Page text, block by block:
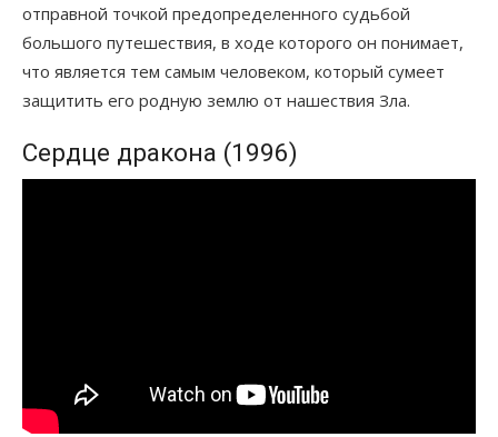
отправной точкой предопределенного судьбой
большого путешествия, в ходе которого он понимает,
что является тем самым человеком, который сумеет
защитить его родную землю от нашествия Зла.
Сердце дракона (1996)